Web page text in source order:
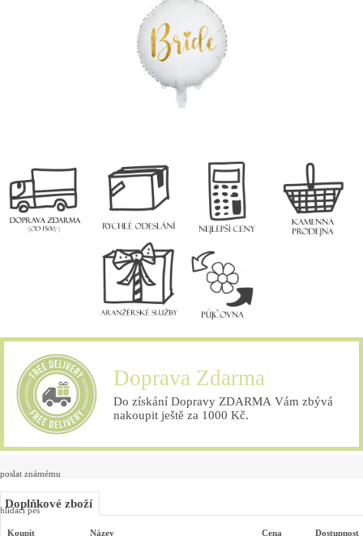
Doprava Zdarma
Do získání Dopravy ZDARMA Vám zbývá
nakoupit ještě za 1000 Kč.
poslat známému
hlídací pes
Doplňkové zboží
Koupit Název Cena Dostupnost